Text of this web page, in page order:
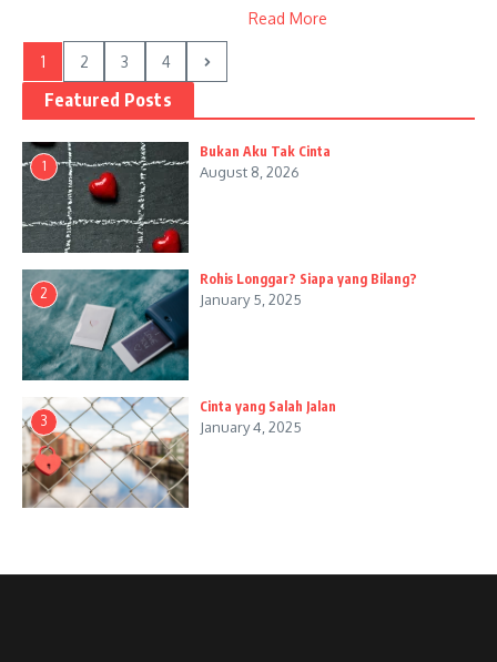
Read More
1 2 3 4
Featured Posts
1
Bukan Aku Tak Cinta
August 8, 2026
2
Rohis Longgar? Siapa yang Bilang?
January 5, 2025
3
Cinta yang Salah Jalan
January 4, 2025